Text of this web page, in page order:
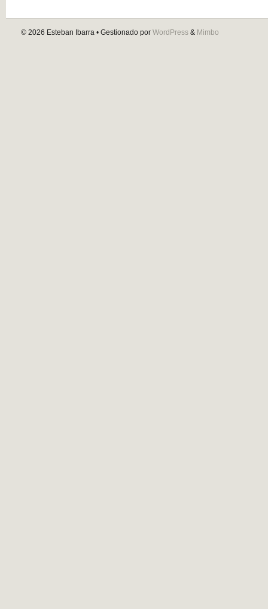
© 2026 Esteban Ibarra • Gestionado por WordPress & Mimbo